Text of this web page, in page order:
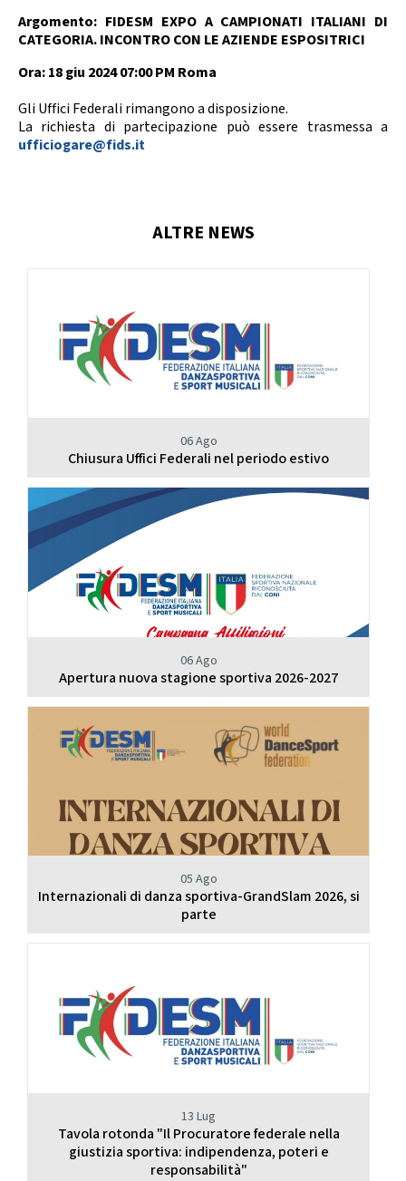
Argomento: FIDESM EXPO A CAMPIONATI ITALIANI DI
CATEGORIA. INCONTRO CON LE AZIENDE ESPOSITRICI
Ora: 18 giu 2024 07:00 PM Roma
Gli Uffici Federali rimangono a disposizione.
La richiesta di partecipazione può essere trasmessa a
ufficiogare@fids.it
ALTRE NEWS
06 Ago
Chiusura Uffici Federali nel periodo estivo
06 Ago
Apertura nuova stagione sportiva 2026-2027
05 Ago
Internazionali di danza sportiva-GrandSlam 2026, si
parte
13 Lug
Tavola rotonda "Il Procuratore federale nella
giustizia sportiva: indipendenza, poteri e
responsabilità"